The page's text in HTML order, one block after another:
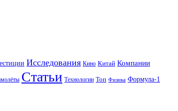
Исследования Кино Китай Компании
Статьи Технологии Топ Физика Формула-1